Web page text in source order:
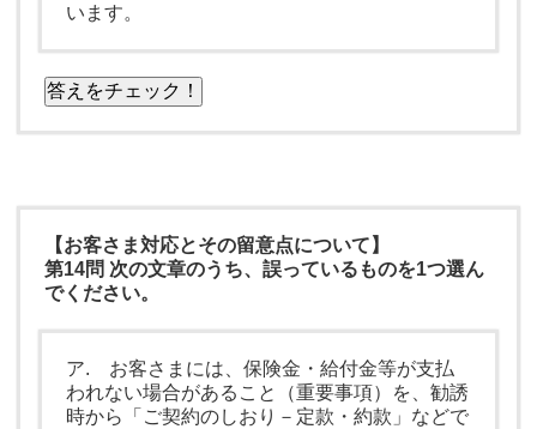
います。
答えをチェック！
【お客さま対応とその留意点について】
第14問 次の文章のうち、誤っているものを1つ選ん
でください。
ア. お客さまには、保険金・給付金等が支払
われない場合があること（重要事項）を、勧誘
時から「ご契約のしおり－定款・約款」などで